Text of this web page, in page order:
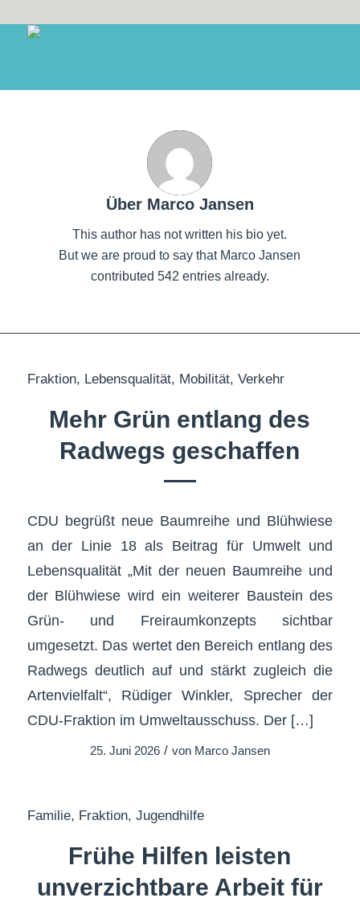
Über Marco Jansen
This author has not written his bio yet.
But we are proud to say that Marco Jansen
contributed 542 entries already.
Fraktion, Lebensqualität, Mobilität, Verkehr
Mehr Grün entlang des
Radwegs geschaffen
CDU begrüßt neue Baumreihe und Blühwiese
an der Linie 18 als Beitrag für Umwelt und
Lebensqualität „Mit der neuen Baumreihe und
der Blühwiese wird ein weiterer Baustein des
Grün- und Freiraumkonzepts sichtbar
umgesetzt. Das wertet den Bereich entlang des
Radwegs deutlich auf und stärkt zugleich die
Artenvielfalt“, Rüdiger Winkler, Sprecher der
CDU-Fraktion im Umweltausschuss. Der […]
25. Juni 2026 / von Marco Jansen
Familie, Fraktion, Jugendhilfe
Frühe Hilfen leisten
unverzichtbare Arbeit für